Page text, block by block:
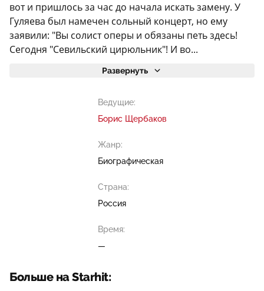
вот и пришлось за час до начала искать замену. У
Гуляева был намечен сольный концерт, но ему
заявили: "Вы солист оперы и обязаны петь здесь!
Сегодня "Севильский цирюльник"! И во...
Развернуть
Ведущие:
Борис Щербаков
Жанр:
Биографическая
Страна:
Россия
Время:
—
Больше на Starhit: